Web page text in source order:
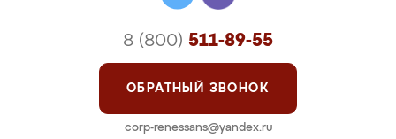
8 (800) 511-89-55
ОБРАТНЫЙ ЗВОНОК
corp-renessans@yandex.ru